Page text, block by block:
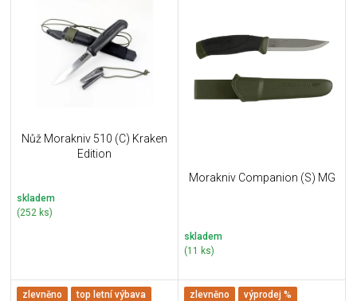
Nůž Morakniv 510 (C) Kraken
Edition
skladem
(252 ks)
Morakniv Companion (S) MG
skladem
(11 ks)
zlevněno top letní výbava zlevněno výprodej %